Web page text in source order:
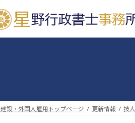
建設・外国人雇用トップページ 更新情報 技